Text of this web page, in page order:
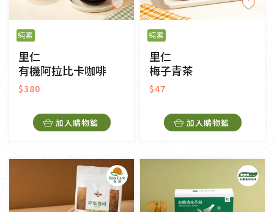
純素
里仁
有機阿拉比卡咖啡
$380
加入購物籃
純素
里仁
梅子青茶
$47
加入購物籃